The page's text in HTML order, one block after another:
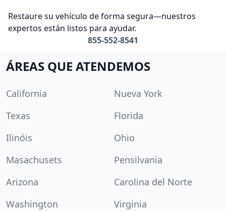
Restaure su vehículo de forma segura—nuestros
expertos están listos para ayudar.
855-552-8541
ÁREAS QUE ATENDEMOS
California
Nueva York
Texas
Florida
Ilinóis
Ohio
Masachusets
Pensilvania
Arizona
Carolina del Norte
Washington
Virginia